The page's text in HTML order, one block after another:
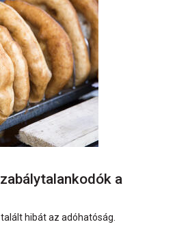
a
hibát az adóhatóság.